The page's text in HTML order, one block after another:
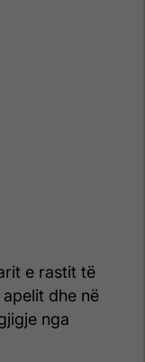
e rastit të
dhe në
nga